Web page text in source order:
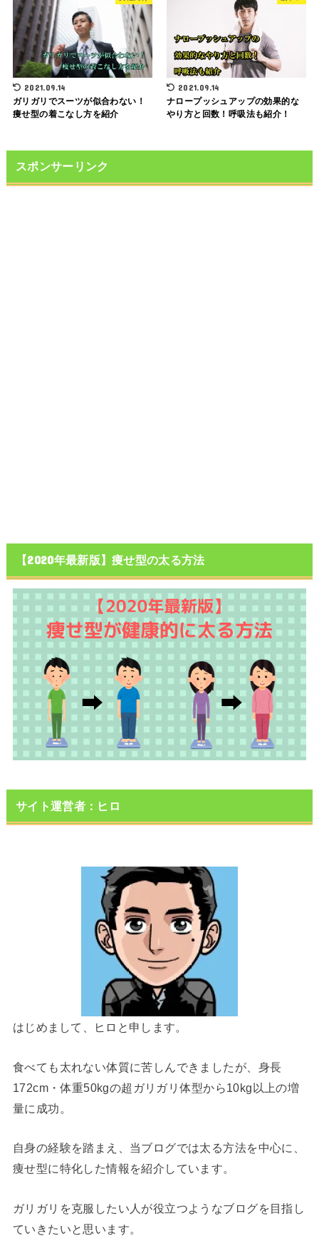
2021.09.14
ガリガリでスーツが似合わない！
痩せ型の着こなし方を紹介
2021.09.14
ナロープッシュアップの効果的な
やり方と回数！呼吸法も紹介！
スポンサーリンク
【2020年最新版】痩せ型の太る方法
サイト運営者：ヒロ
はじめまして、ヒロと申します。
食べても太れない体質に苦しんできましたが、身長
172cm・体重50kgの超ガリガリ体型から10kg以上の増
量に成功。
自身の経験を踏まえ、当ブログでは太る方法を中心に、
痩せ型に特化した情報を紹介しています。
ガリガリを克服したい人が役立つようなブログを目指し
ていきたいと思います。